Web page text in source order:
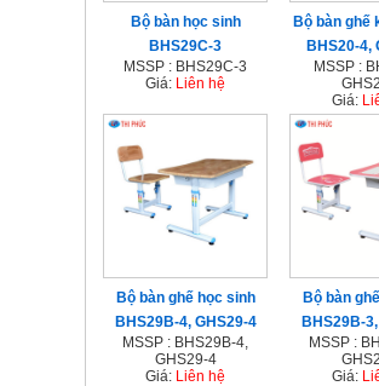
Bộ bàn học sinh
BHS29C-3
MSSP : BHS29C-3
Giá: Liên hệ
Bộ bàn ghế
BHS20-4,
MSSP :
Giá:
Bộ bàn ghế học sinh
BHS29B-4, GHS29-4
MSSP : BHS29B-4,
GHS29-4
Giá: Liên hệ
Bộ bàn
BHS29B-
MSSP :
Giá: